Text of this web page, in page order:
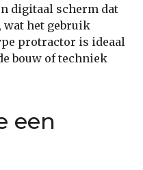
digitaal scherm dat
wat het gebruik
protractor is ideaal
bouw of techniek
een